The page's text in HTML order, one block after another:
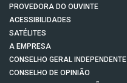
PROVEDORA DO OUVINTE
ACESSIBILIDADES
SATÉLITES
A EMPRESA
CONSELHO GERAL INDEPENDENTE
CONSELHO DE OPINIÃO